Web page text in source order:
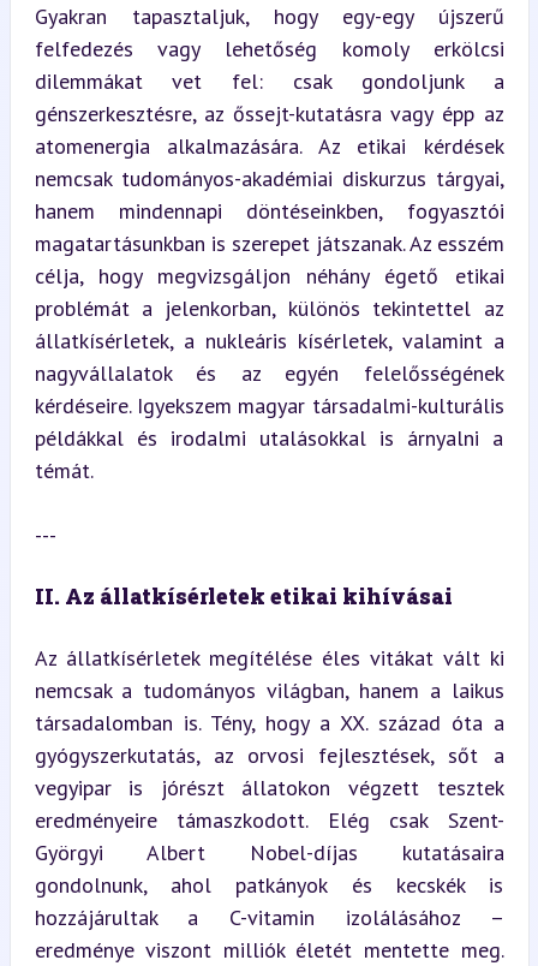
Gyakran tapasztaljuk, hogy egy-egy újszerű
felfedezés vagy lehetőség komoly erkölcsi
dilemmákat vet fel: csak gondoljunk a
génszerkesztésre, az őssejt-kutatásra vagy épp az
atomenergia alkalmazására. Az etikai kérdések
nemcsak tudományos-akadémiai diskurzus tárgyai,
hanem mindennapi döntéseinkben, fogyasztói
magatartásunkban is szerepet játszanak. Az esszém
célja, hogy megvizsgáljon néhány égető etikai
problémát a jelenkorban, különös tekintettel az
állatkísérletek, a nukleáris kísérletek, valamint a
nagyvállalatok és az egyén felelősségének
kérdéseire. Igyekszem magyar társadalmi-kulturális
példákkal és irodalmi utalásokkal is árnyalni a
témát.
---
II. Az állatkísérletek etikai kihívásai
Az állatkísérletek megítélése éles vitákat vált ki
nemcsak a tudományos világban, hanem a laikus
társadalomban is. Tény, hogy a XX. század óta a
gyógyszerkutatás, az orvosi fejlesztések, sőt a
vegyipar is jórészt állatokon végzett tesztek
eredményeire támaszkodott. Elég csak Szent-
Györgyi Albert Nobel-díjas kutatásaira
gondolnunk, ahol patkányok és kecskék is
hozzájárultak a C-vitamin izolálásához –
eredménye viszont milliók életét mentette meg.